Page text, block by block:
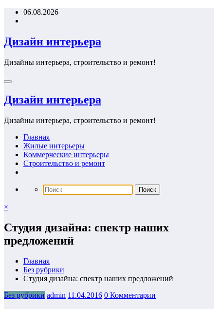
Перейти06.08.2026
Дизайн интерьера
Дизайны интерьера, строительство и ремонт!
Дизайн интерьера
Дизайны интерьера, строительство и ремонт!
Главная
Жилые интерьеры
Коммерческие интерьеры
Строительство и ремонт
×
Студия дизайна: спектр наших
предложений
Главная
Без рубрики
Студия дизайна: спектр наших предложений
Без рубрики admin 11.04.2016 0 Комментарии